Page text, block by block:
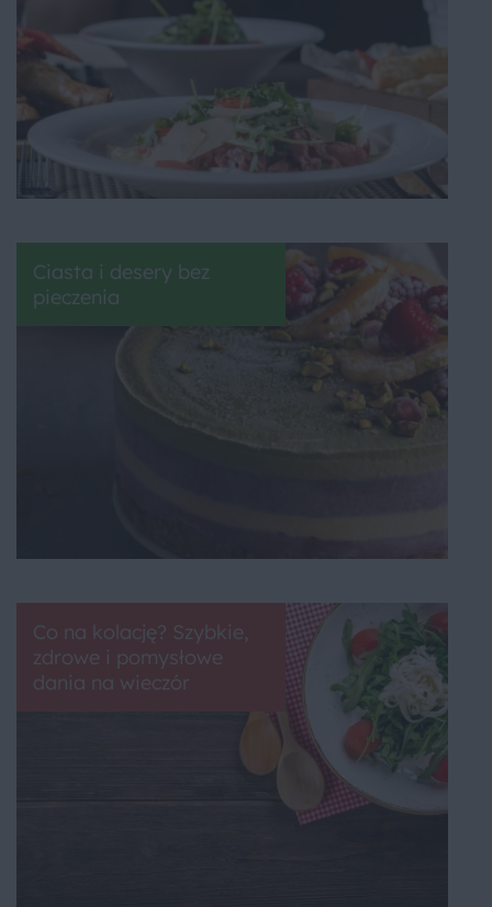
Ciasta i desery bez
pieczenia
Co na kolację? Szybkie,
zdrowe i pomysłowe
dania na wieczór